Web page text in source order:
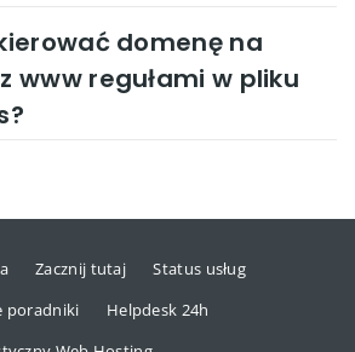
domenę na
www regułami w pliku
Zacznij tutaj
Status usług
poradniki
Helpdesk 24h